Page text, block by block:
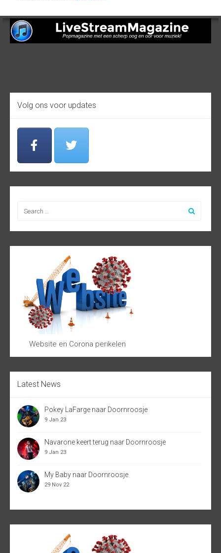
Volg ons voor updates
Website en Corona perikelen
Latest News
Pokey LaFarge naar Doornroosje
9 Jan 23
Navarone keert terug naar Doornroosje
9 Jan 23
My Baby naar Doornroosje
29 Nov 22